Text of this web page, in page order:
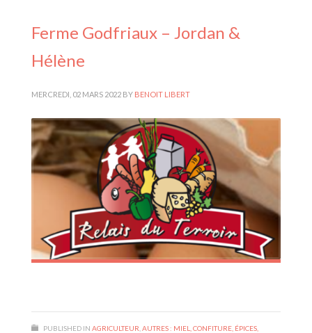
Ferme Godfriaux – Jordan &
Hélène
MERCREDI, 02 MARS 2022 BY BENOIT LIBERT
PUBLISHED IN AGRICULTEUR AUTRES : MIEL, CONFITURE, ÉPICES,